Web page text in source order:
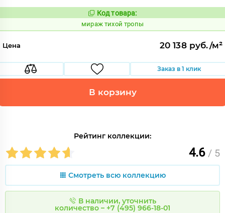
Код:
997108
Код товара:
мираж тихой тропы
Цена 20 138 руб./м²
Заказ в 1 клик
В корзину
Рейтинг коллекции:
4.6 / 5
Смотреть всю коллекцию
В наличии, уточнить
количество – +7 (495) 966-18-01